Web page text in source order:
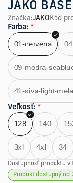
JAKO
Značka:JAKOKód
Farba: *
01-cervena
09-modra-
41-siva-light-
Veľkosť: *
128 140
3xl 4xl 34
Dostupnosť produktu v
Produkt dostupný od